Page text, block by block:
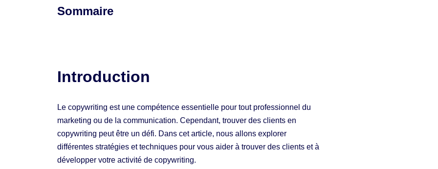
Sommaire
Introduction
Le copywriting est une compétence essentielle pour tout professionnel du
marketing ou de la communication. Cependant, trouver des clients en
copywriting peut être un défi. Dans cet article, nous allons explorer
différentes stratégies et techniques pour vous aider à trouver des clients et à
développer votre activité de copywriting.